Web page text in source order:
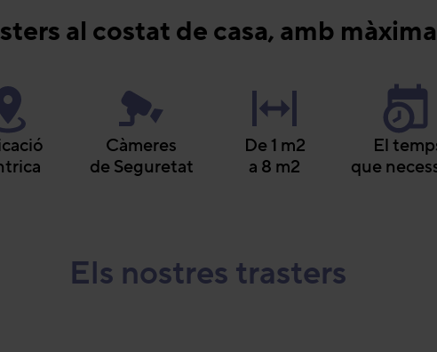
al costat de casa, amb
Càmeres
de Seguretat
De 1 m2
a 8 m2
El
que
Els nostres trasters